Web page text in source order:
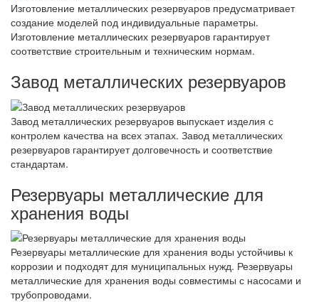
Изготовление металлических резервуаров предусматривает
создание моделей под индивидуальные параметры.
Изготовление металлических резервуаров гарантирует
соответствие строительным и техническим нормам.
Завод металлических резервуаров
Завод металлических резервуаров выпускает изделия с
контролем качества на всех этапах. Завод металлических
резервуаров гарантирует долговечность и соответствие
стандартам.
Резервуары металлические для
хранения воды
Резервуары металлические для хранения воды устойчивы к
коррозии и подходят для муниципальных нужд. Резервуары
металлические для хранения воды совместимы с насосами и
трубопроводами.